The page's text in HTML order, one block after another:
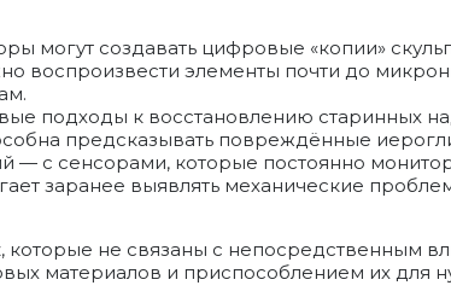
могут создавать цифровые «копии»
воспроизвести элементы почти до
подходы к восстановлению старинных
предсказывать повреждённые
с сенсорами, которые постоянно
заранее выявлять механические
которые не связаны с непосредственным
материалов и приспособлением их